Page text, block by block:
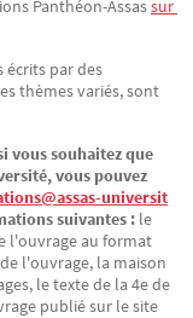
Panthéon-Assassur
écrits par des
thèmes variés, sont
vous souhaitez que
vous pouvez
universit
suivantes : le
l'ouvrage au format
l'ouvrage, la maison
le texte de la 4e de
publié sur le site